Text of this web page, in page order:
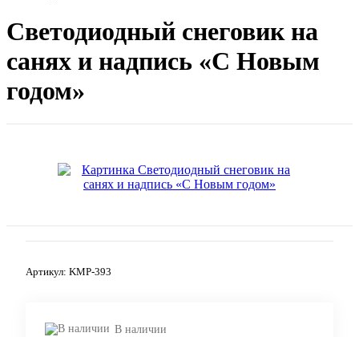
Светодиодный снеговик на
санях и надпись «С Новым
годом»
Артикул: KMP-393
В наличии